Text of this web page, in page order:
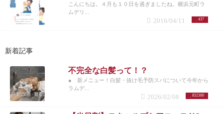
こんにちは。４月も１０日を過ぎましたね。横浜元町ラ
ムデリ...
437
2016/04/11
新着記事
不完全な白髪って！？
● 新メニュー！白髪・抜け毛予防スパについて今年から
ラムデ...
852300
2026/02/08